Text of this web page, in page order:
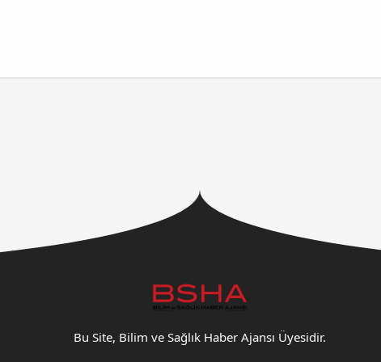
Bu Site, Bilim ve Sağlık Haber Ajansı Üyesidir.